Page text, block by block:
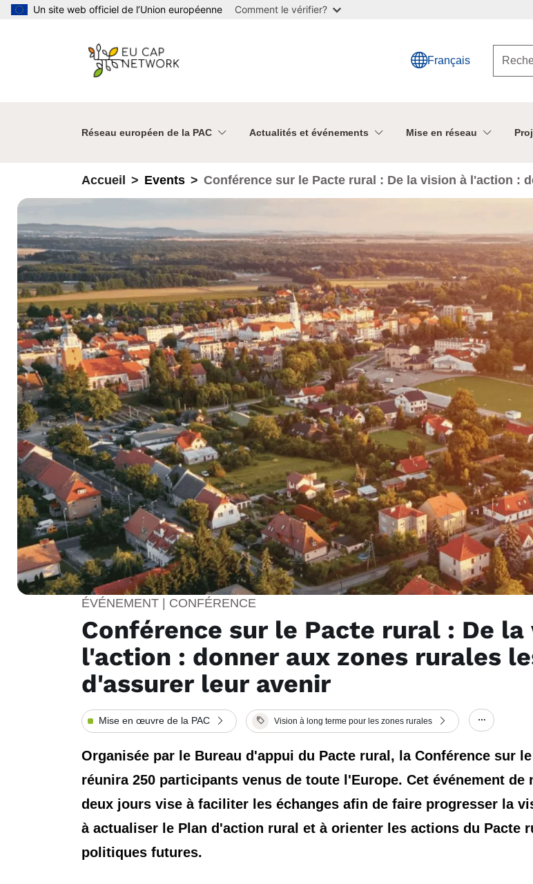
Aller au contenu principal
Un site web officiel de l’Union européenne Comment le vérifier?
Français
Réseau européen de la PAC Actualités et événements Mise en réseau
Accueil Events
Conférence sur le Pacte rural : De la vision à l'action :
avenir
ÉVÉNEMENT | CONFÉRENCE
Conférence sur le Pacte rural : De la
l'action : donner aux zones rurales
d'assurer leur avenir
Mise en œuvre de la PAC Vision à long terme pour les zones rurales
Organisée par le Bureau d'appui du Pacte rural, la Conférence sur
réunira 250 participants venus de toute l'Europe. Cet événement de
deux jours vise à faciliter les échanges afin de faire progresser la
à actualiser le Plan d'action rural et à orienter les actions du Pacte
politiques futures.